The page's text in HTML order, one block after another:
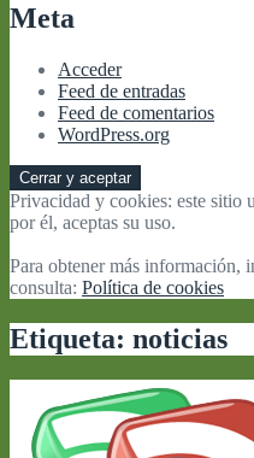
Meta
Acceder
Feed de entradas
Feed de comentarios
WordPress.org
Privacidad y cookies: este sitio
por él, aceptas su uso.
Para obtener más información,
consulta: Política de cookies
Etiqueta: noticias